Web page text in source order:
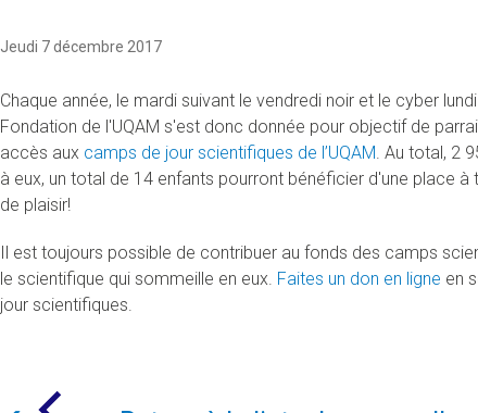
Jeudi 7 décembre 2017
Chaque année, le mardi suivant le vendredi noir et le cyber
Fondation de l'UQAM s'est donc donnée pour objectif de
accès aux camps de jour scientifiques de l’UQAM. Au total, 2
à eux, un total de 14 enfants pourront bénéficier d'une place
de plaisir!
Il est toujours possible de contribuer au fonds des camps
le scientifique qui sommeille en eux. Faites un don en ligne en
jour scientifiques.